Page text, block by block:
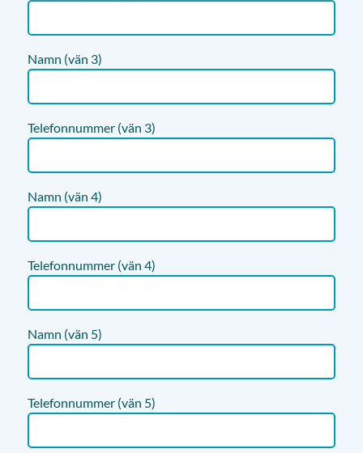
Namn (vän 3)
Telefonnummer (vän 3)
Namn (vän 4)
Telefonnummer (vän 4)
Namn (vän 5)
Telefonnummer (vän 5)